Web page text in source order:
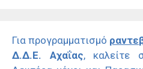
Για προγραμματισμό
Δ.Δ.Ε. Αχαΐας, καλείτε